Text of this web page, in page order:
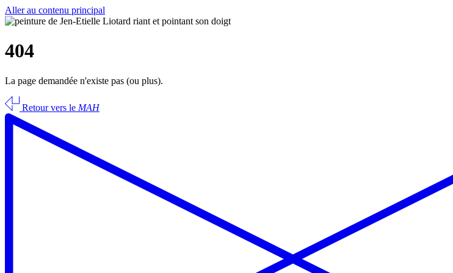
Aller au contenu principal
404
La page demandée n'existe pas (ou plus).
Retour vers le MAH